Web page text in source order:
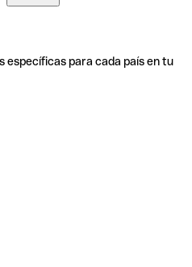
específicas para cada país en tu